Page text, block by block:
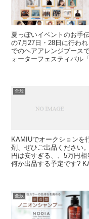
夏っぽいイベントのお手
の7月27日・28日に行わ
でのヘアアレンジブース
ォーターフェスティバル
全般
KAMIUでオークションを
剤、ぜひご出品ください
円は安すぎる、、5万円
何か出品する予定です?
全般